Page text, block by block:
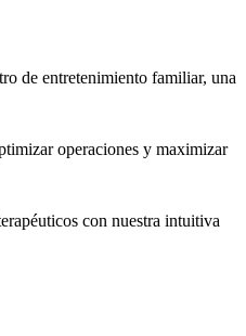
de entretenimiento familiar, una
operaciones y maximizar
con nuestra intuitiva